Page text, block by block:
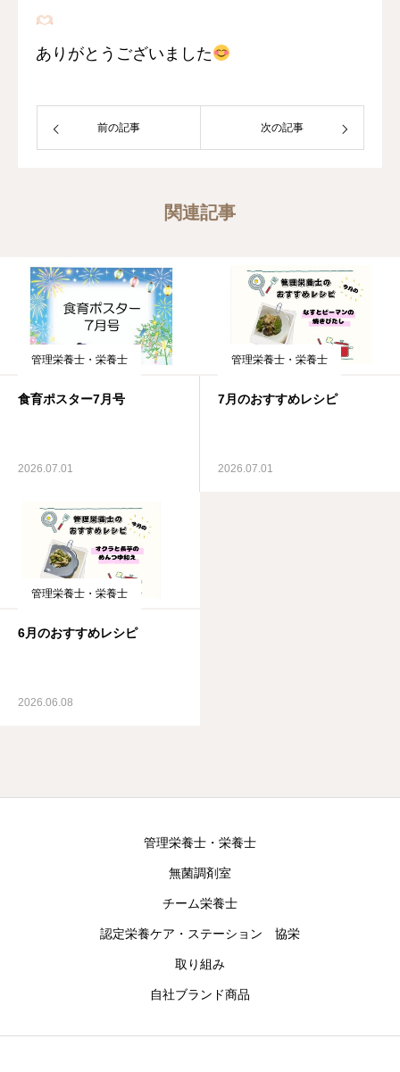
ありがとうございました
前の記事 次の記事
関連記事
管理栄養士・栄養士
食育ポスター7月号
2026.07.01
管理栄養士・栄養士
7月のおすすめレシピ
2026.07.01
管理栄養士・栄養士
6月のおすすめレシピ
2026.06.08
管理栄養士・栄養士
無菌調剤室
チーム栄養士
認定栄養ケア・ステーション 協栄
取り組み
自社ブランド商品